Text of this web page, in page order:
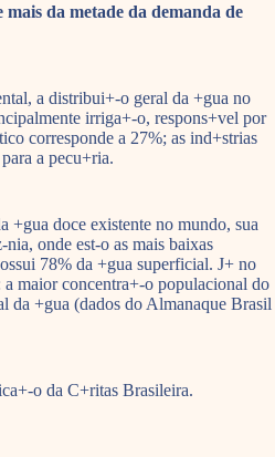
da metade da demanda de
a distribui+-o geral da +gua no
irriga+-o, respons+vel por
corresponde a 27%; as ind+strias
a pecu+ria.
+gua doce existente no mundo, sua
onde est-o as mais baixas
78% da +gua superficial. J+ no
a maior concentra+-o populacional do
da +gua (dados do Almanaque Brasil
o da C+ritas Brasileira.